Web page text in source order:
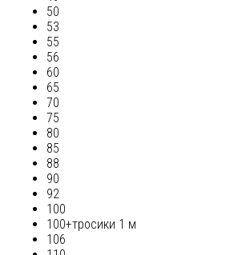
50
53
55
56
60
65
70
75
80
85
88
90
92
100
100+тросики 1 м
106